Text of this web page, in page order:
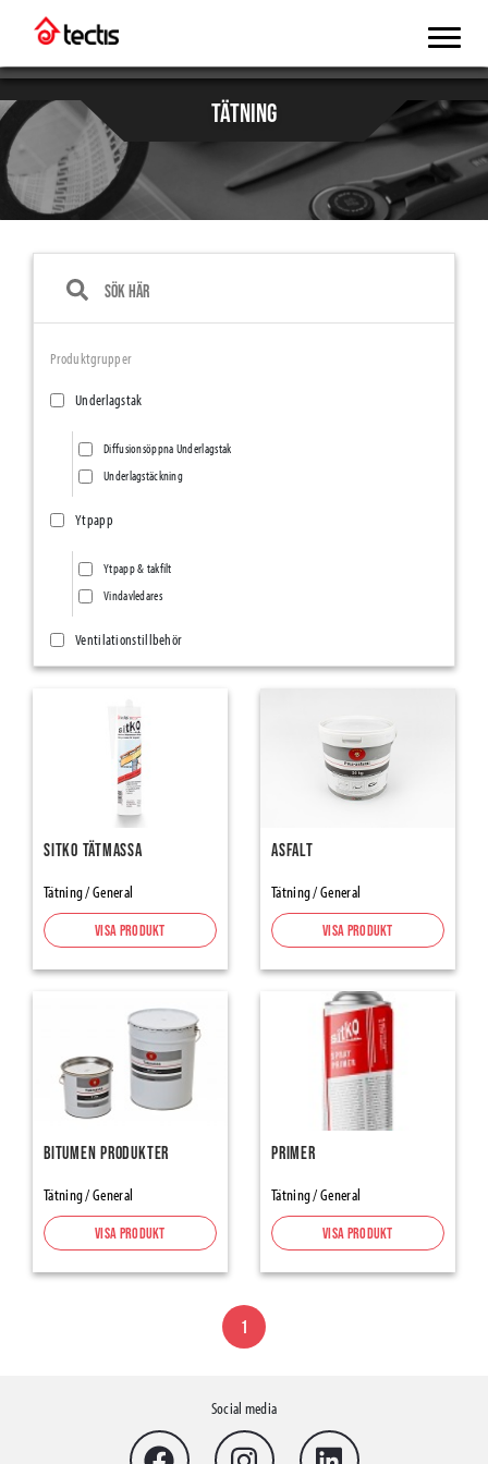
TÄTNING
Produktgrupper
Underlagstak
Diffusionsöppna Underlagstak
Underlagstäckning
Ytpapp
Ytpapp & takfilt
Vindavledares
Ventilationstillbehör
Övriga ventilationstillbehör
Ång- & Luftspärrar
Vindskydd
Tätningsband
SillSealing PE-Foam & Bitumen
Element Joint Sealing
Foam Tapes and Damber Bands
Expanderande Tejp
Tätningstejper för Ångspärr & Vindskydd
Fönster-/dörrtejp
Maskeringstejp
Packtejp
Sitko Tätmassa
Tätning / General
Visa produkt
Asfalt
Tätning / General
Visa produkt
Bitumen produkter
Tätning / General
Visa produkt
Primer
Tätning / General
Visa produkt
1
Social media